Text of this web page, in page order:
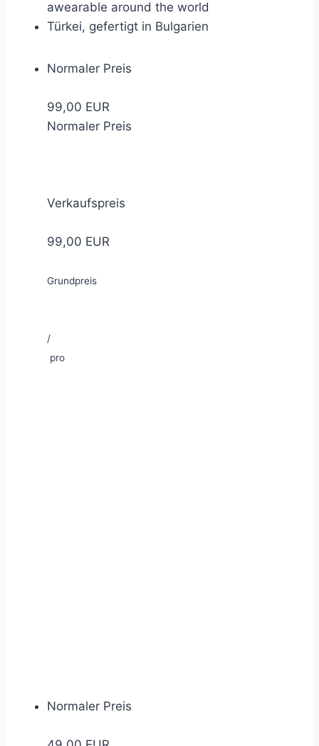
awearable around the world
Türkei, gefertigt in Bulgarien
Normaler Preis
99,00 EUR
Normaler Preis
Verkaufspreis
99,00 EUR
Grundpreis
/
pro
Normaler Preis